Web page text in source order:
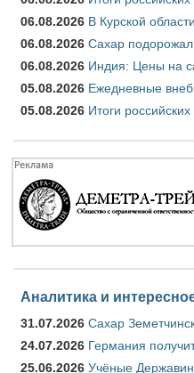
06.08.2026 В Курской
06.08.2026 Сахар
06.08.2026 Индия: Цены на
05.08.2026 Ежедневные
05.08.2026 Итоги
Аналитика и
31.07.2026 Сахар
24.07.2026 Германия
25.06.2026 Учёные